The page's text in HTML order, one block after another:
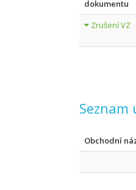
dokumentu
Zrušení VZ
Seznam
Obchodní